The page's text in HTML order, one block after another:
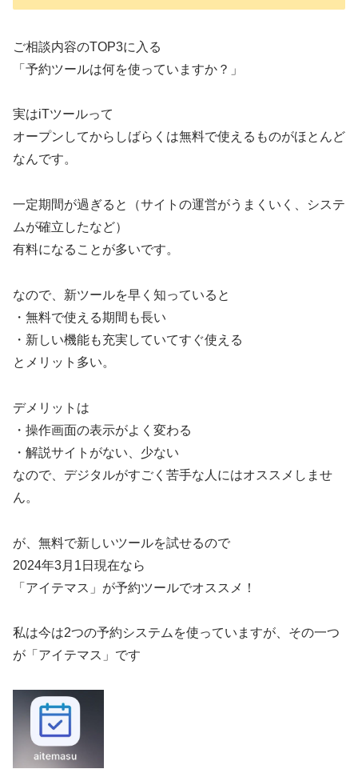
ご相談内容のTOP3に入る
「予約ツールは何を使っていますか？」
実はiTツールって
オープンしてからしばらくは無料で使えるものがほとんど
なんです。
一定期間が過ぎると（サイトの運営がうまくいく、システ
ムが確立したなど）
有料になることが多いです。
なので、新ツールを早く知っていると
・無料で使える期間も長い
・新しい機能も充実していてすぐ使える
とメリット多い。
デメリットは
・操作画面の表示がよく変わる
・解説サイトがない、少ない
なので、デジタルがすごく苦手な人にはオススメしませ
ん。
が、無料で新しいツールを試せるので
2024年3月1日現在なら
「アイテマス」が予約ツールでオススメ！
私は今は2つの予約システムを使っていますが、その一つ
が「アイテマス」です